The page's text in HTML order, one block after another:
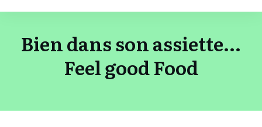
Bien dans son assiette...
Feel good Food